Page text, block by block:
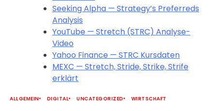
Seeking Alpha — Strategy’s Preferreds
Analysis
YouTube — Stretch (STRC) Analyse-
Video
Yahoo Finance — STRC Kursdaten
MEXC — Stretch, Stride, Strike, Strife
erklärt
ALLGEMEIN DIGITAL UNCATEGORIZED WIRTSCHAFT